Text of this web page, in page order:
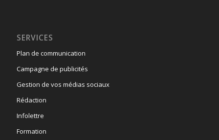
SERVICES
Plan de communication
Campagne de publicités
Gestion de vos médias sociaux
Rédaction
Infolettre
Formation